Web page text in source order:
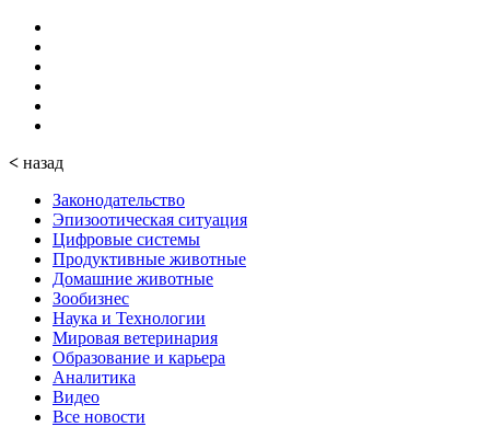
< назад
Законодательство
Эпизоотическая ситуация
Цифровые системы
Продуктивные животные
Домашние животные
Зообизнес
Наука и Технологии
Мировая ветеринария
Образование и карьера
Аналитика
Видео
Все новости